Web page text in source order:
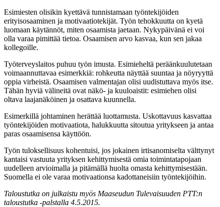
Esimiesten olisikin kyettävä tunnistamaan työntekijöiden
erityisosaaminen ja motivaatiotekijät. Työn tehokkuutta on kyetä
luomaan käytännöt, miten osaamista jaetaan. Nykypäivänä ei voi
olla varaa pimittää tietoa. Osaamisen arvo kasvaa, kun sen jakaa
kollegoille.
Työterveyslaitos puhuu työn imusta. Esimieheltä peräänkuulutetaan
voimaannuttavaa esimerkkiä: rohkeutta näyttää suuntaa ja nöyryyttä
oppia virheistä. Osaamisen valmentajan olisi uudistuttava myös itse.
Tähän hyviä välineitä ovat näkö- ja kuuloaistit: esimiehen olisi
oltava laajanäköinen ja osattava kuunnella.
Esimerkillä johtaminen herättää luottamusta. Uskottavuus kasvattaa
työntekijöiden motivaatiota, halukkuutta sitoutua yritykseen ja antaa
paras osaamisensa käyttöön.
Työn tuloksellisuus kohentuisi, jos jokainen irtisanomiselta välttynyt
kantaisi vastuuta yrityksen kehittymisestä omia toimintatapojaan
uudelleen arvioimalla ja pitämällä huolta omasta kehittymisestään.
Suomella ei ole varaa motivaationsa kadottaneisiin työntekijöihin.
Taloustutka on julkaistu myös Maaseudun Tulevaisuuden PTT:n
taloustutka -palstalla 4.5.2015.